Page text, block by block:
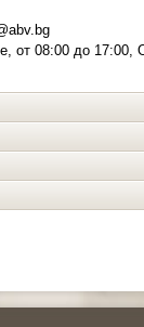
от 08:00 до 17:00,